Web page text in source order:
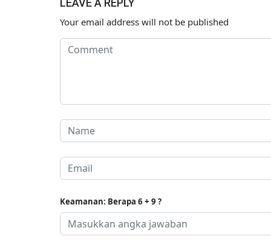
Your email address will not be published
Keamanan: Berapa 6 + 9 ?